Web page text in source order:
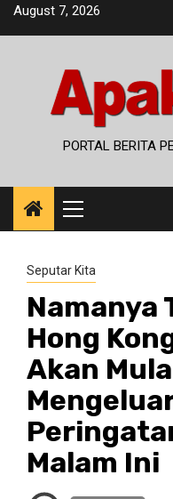
SkipAugust 7, 2026
PORTAL BERITA
Primary
Menu
Seputar Kita
Namanya
Hong
Akan
Malam Ini